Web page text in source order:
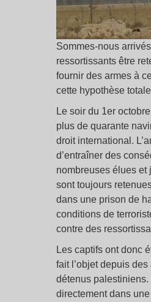
Sommes-nous
ressortissants être
fournir des armes à
cette hypothèse
Le soir du 1er
plus de quarante
droit international.
d’entraîner des
nombreuses élues et
sont toujours
dans une prison de
conditions de
contre des
Les captifs ont donc
fait l’objet depuis
détenus palestiniens.
directement dans